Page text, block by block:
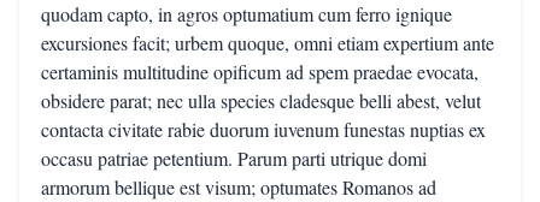
quodam capto, in agros optumatium cum ferro ignique
excursiones facit; urbem quoque, omni etiam expertium ante
certaminis multitudine opificum ad spem praedae evocata,
obsidere parat; nec ulla species cladesque belli abest, velut
contacta civitate rabie duorum iuvenum funestas nuptias ex
occasu patriae petentium. Parum parti utrique domi
armorum bellique est visum; optumates Romanos ad